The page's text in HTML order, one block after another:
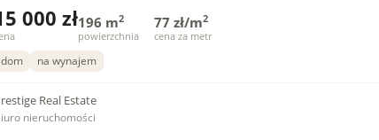
000 zł196 m2
powierzchnia
77 zł/m2
cena za metr
dom na wynajem
Real Estate
nieruchomości